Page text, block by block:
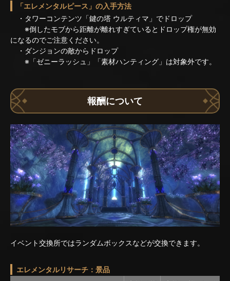
「エレメンタルピース」の入手方法
・タワーコンテンツ「鍵の塔 ウルティマ」でドロップ
※倒したモブから距離が離れすぎているとドロップ権が無効
になるのでご注意ください。
・ダンジョンの敵からドロップ
※「ゼニーラッシュ」「素材ハンティング」は対象外です。
報酬について
イベント交換所ではランダムボックスなどが交換できます。
エレメンタルリサーチ：景品